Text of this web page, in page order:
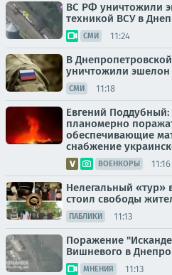
ВС РФ уничтожили
техникой ВСУ в
СМИ 11:24
В
уничтожили эшелон
СМИ 11:18
Евгений
планомерно
обеспечивающие
снабжение
ВОЕНКОРЫ 11:16
Нелегальный «тур»
стоил свободы
ПАБЛИКИ 11:13
Поражение
Вишневого в
МНЕНИЯ 11:13